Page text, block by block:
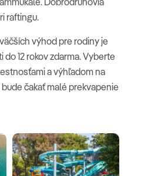
raftingu.
výhod pre rodiny je
12 rokov zdarma. Vyberte
a výhľadom na
čakať malé prekvapenie